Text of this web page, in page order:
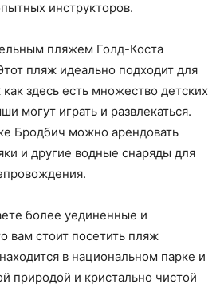
инструкторов.
пляжем Голд-Коста
пляж идеально подходит для
здесь есть множество детских
могут играть и развлекаться.
Бродбич можно арендовать
и другие водные снаряды для
более уединенные и
вам стоит посетить пляж
в национальном парке и
природой и кристально чистой